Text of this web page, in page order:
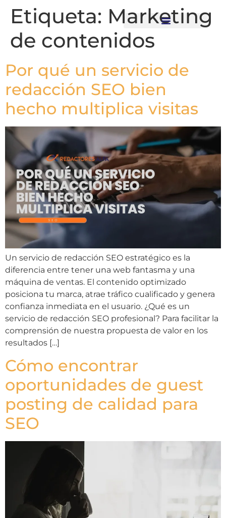
Etiqueta: Marketing
de contenidos
Por qué un servicio de
redacción SEO bien
hecho multiplica visitas
Un servicio de redacción SEO estratégico es la
diferencia entre tener una web fantasma y una
máquina de ventas. El contenido optimizado
posiciona tu marca, atrae tráfico cualificado y genera
confianza inmediata en el usuario. ¿Qué es un
servicio de redacción SEO profesional? Para facilitar la
comprensión de nuestra propuesta de valor en los
resultados […]
Cómo encontrar
oportunidades de guest
posting de calidad para
SEO